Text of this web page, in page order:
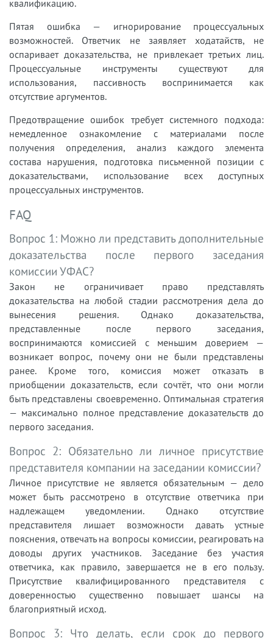
квалификацию.
Пятая ошибка — игнорирование процессуальных
возможностей. Ответчик не заявляет ходатайств, не
оспаривает доказательства, не привлекает третьих лиц.
Процессуальные инструменты существуют для
использования, пассивность воспринимается как
отсутствие аргументов.
Предотвращение ошибок требует системного подхода:
немедленное ознакомление с материалами после
получения определения, анализ каждого элемента
состава нарушения, подготовка письменной позиции с
доказательствами, использование всех доступных
процессуальных инструментов.
FAQ
Вопрос 1: Можно ли представить дополнительные
доказательства после первого заседания
комиссии УФАС?
Закон не ограничивает право представлять
доказательства на любой стадии рассмотрения дела до
вынесения решения. Однако доказательства,
представленные после первого заседания,
воспринимаются комиссией с меньшим доверием —
возникает вопрос, почему они не были представлены
ранее. Кроме того, комиссия может отказать в
приобщении доказательств, если сочтёт, что они могли
быть представлены своевременно. Оптимальная стратегия
— максимально полное представление доказательств до
первого заседания.
Вопрос 2: Обязательно ли личное присутствие
представителя компании на заседании комиссии?
Личное присутствие не является обязательным — дело
может быть рассмотрено в отсутствие ответчика при
надлежащем уведомлении. Однако отсутствие
представителя лишает возможности давать устные
пояснения, отвечать на вопросы комиссии, реагировать на
доводы других участников. Заседание без участия
ответчика, как правило, завершается не в его пользу.
Присутствие квалифицированного представителя с
доверенностью существенно повышает шансы на
благоприятный исход.
Вопрос 3: Что делать, если срок до первого